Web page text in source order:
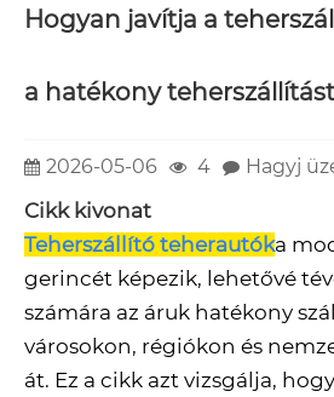
Hogyan javítja a
a hatékony
2026-05-06 4 Hagyj
Cikk kivonat
Teherszállító teherautóka
gerincét képezik, lehetővé
számára az áruk hatékony
városokon, régiókon és
át. Ez a cikk azt vizsgálja,